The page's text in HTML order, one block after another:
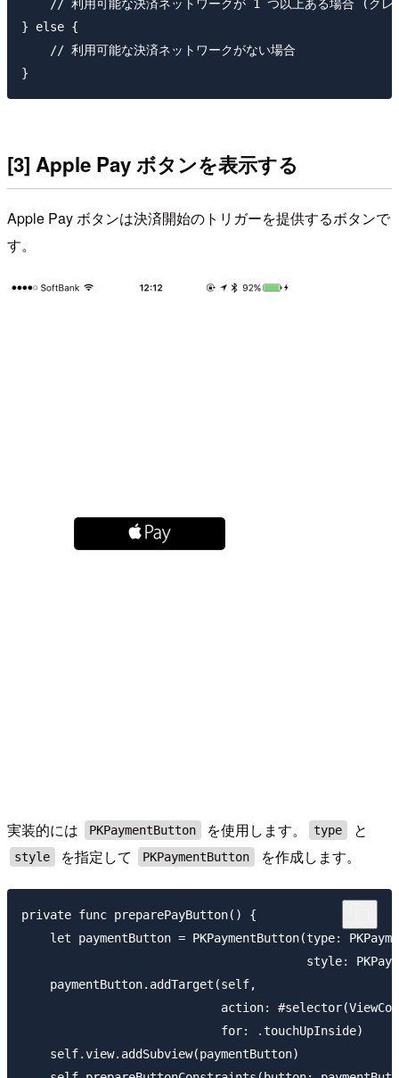
// 利用可能な決済ネットワークが 1 つ以上ある場合 (クレ
} else {
    // 利用可能な決済ネットワークがない場合
[3] Apple Pay ボタンを表示する
Apple Pay ボタンは決済開始のトリガーを提供するボタンで
す。
実装的には PKPaymentButton を使用します。 type と
style を指定して PKPaymentButton を作成します。
private func preparePayButton() {
let paymentButton = PKPaymentButton(type:
style:
    paymentButton.addTarget(self,
action:
                            for: .touchUpInside)
    self.view.addSubview(paymentButton)